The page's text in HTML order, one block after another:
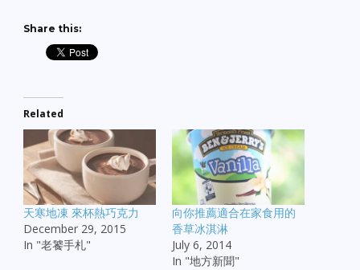
Share this:
Related
天寒地凍 來杯熱巧克力
December 29, 2015
In "老饕手札"
向你推薦適合在家食用的
香草冰淇淋
July 6, 2014
In "地方新聞"